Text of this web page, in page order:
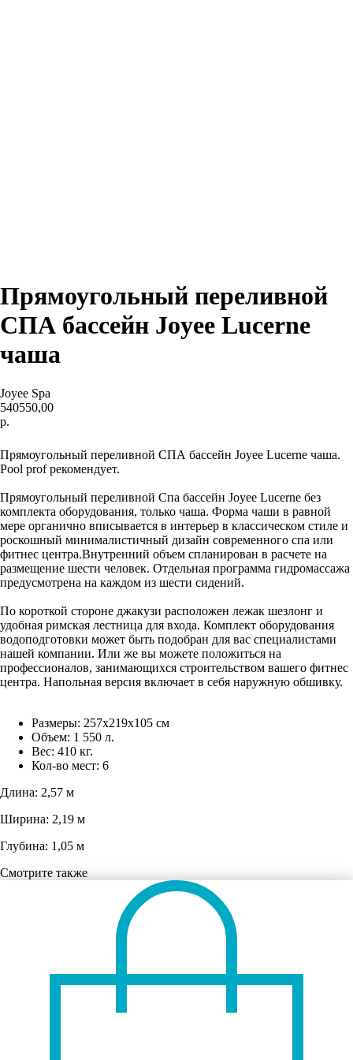
Прямоугольный переливной
СПА бассейн Joyee Lucerne
чаша
Joyee Spa
540550,00
р.
Прямоугольный переливной СПА бассейн Joyee Lucerne чаша.
Pool prof рекомендует.
Прямоугольный переливной Спа бассейн Joyee Lucerne без
комплекта оборудования, только чаша. Форма чаши в равной
мере органично вписывается в интерьер в классическом стиле и
роскошный минималистичный дизайн современного спа или
фитнес центра.Внутренний объем спланирован в расчете на
размещение шести человек. Отдельная программа гидромассажа
предусмотрена на каждом из шести сидений.
По короткой стороне джакузи расположен лежак шезлонг и
удобная римская лестница для входа. Комплект оборудования
водоподготовки может быть подобран для вас специалистами
нашей компании. Или же вы можете положиться на
профессионалов, занимающихся строительством вашего фитнес
центра. Напольная версия включает в себя наружную обшивку.
Размеры: 257x219x105 см
Объем: 1 550 л.
Вес: 410 кг.
Кол-во мест: 6
Длина: 2,57 м
Ширина: 2,19 м
Глубина: 1,05 м
Смотрите также